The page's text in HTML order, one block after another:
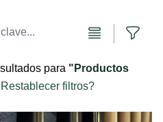
Ver lista
para
Productos
filtros?